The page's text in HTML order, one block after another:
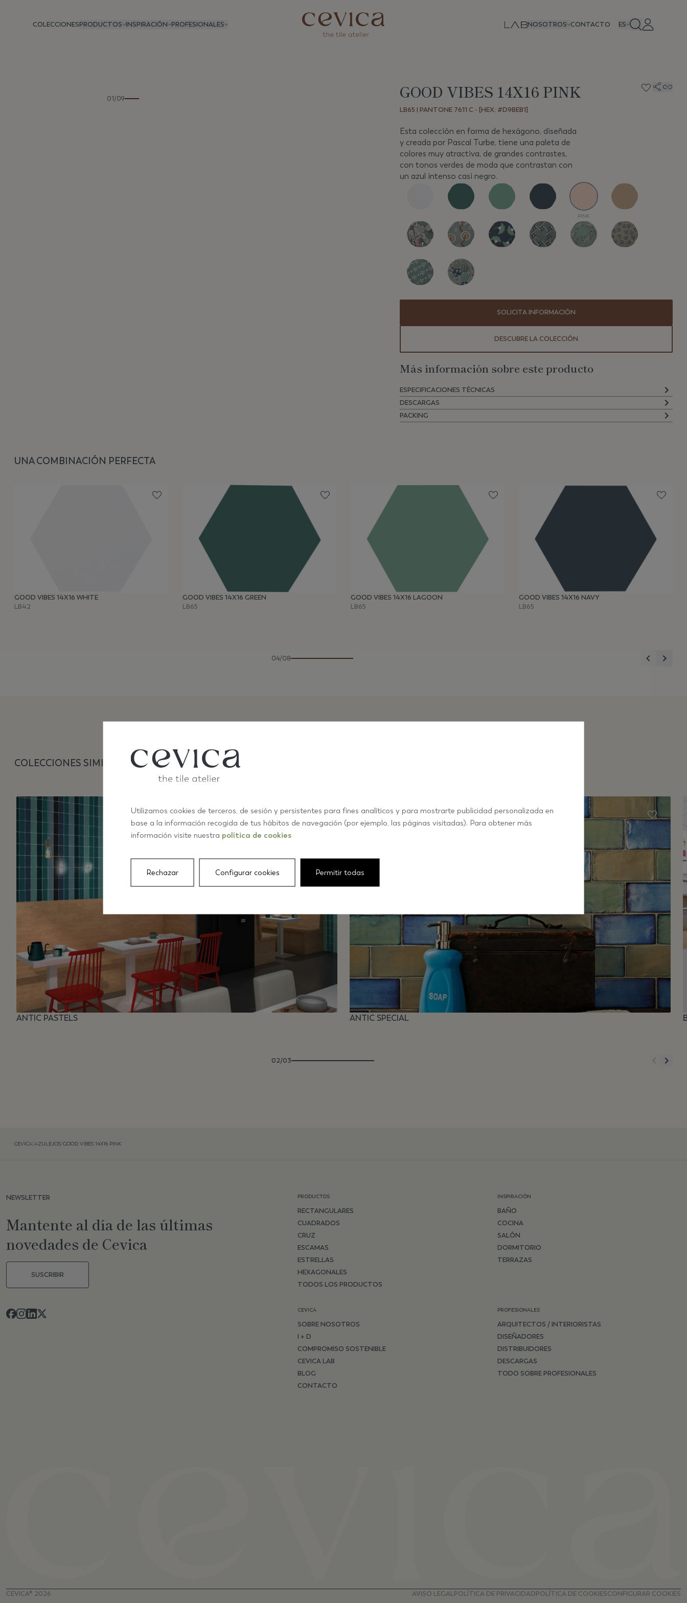
COLECCIONESPRODUCTOS INSPIRACIÓN PROFESIONALES NOSOTROS CONTACTO ES
01/09 GOOD VIBES 14X16 PINK
LB65 | PANTONE 7611 C - [HEX: #D9BEB1]
Esta colección en forma de hexágono, diseñada
y creada por Pascal Turbe, tiene una paleta de
colores muy atractiva, de grandes contrastes,
con tonos verdes de moda que contrastan con
un azul intenso casi negro.
PINK
SOLICITA INFORMACIÓN
DESCUBRE LA COLECCIÓN
Más información sobre este producto
ESPECIFICACIONES TÉCNICAS
DESCARGAS
PACKING
UNA COMBINACIÓN PERFECTA
GOOD VIBES 14X16 WHITE
LB42
GOOD VIBES 14X16 GREEN
LB65
GOOD VIBES 14X16 LAGOON
LB65
GOOD VIBES 14X16 NAVY
LB65
04/08 Anterior
COLECCIONES SIMILARES
ANTIC PASTELS ANTIC SPECIAL
02/03
CEVICA/AZULEJOS/GOOD VIBES 14X16 PINK
NEWSLETTER
Mantente al día de las últimas
novedades de Cevica
SUSCRIBIR
PRODUCTOS
RECTANGULARES
CUADRADOS
CRUZ
ESCAMAS
ESTRELLAS
HEXAGONALES
TODOS LOS PRODUCTOS
INSPIRACIÓN
BAÑO
COCINA
SALÓN
DORMITORIO
TERRAZAS
CEVICA
SOBRE NOSOTROS
I + D
COMPROMISO SOSTENIBLE
CEVICA LAB
BLOG
CONTACTO
PROFESIONALES
ARQUITECTOS / INTERIORISTAS
DISEÑADORES
DISTRIBUIDORES
DESCARGAS
TODO SOBRE PROFESIONALES
CEVICA® 2026 AVISO LEGALPOLÍTICA DE PRIVACIDADPOLÍTICA DE COOKIESCONFIGURAR COOKIES
Utilizamos cookies de terceros, de sesión y persistentes para fines analíticos y para mostrarte publicidad personalizada en
base a la información recogida de tus hábitos de navegación (por ejemplo, las páginas visitadas). Para obtener más
información visite nuestra política de cookies
Rechazar Configurar cookies Permitir todas